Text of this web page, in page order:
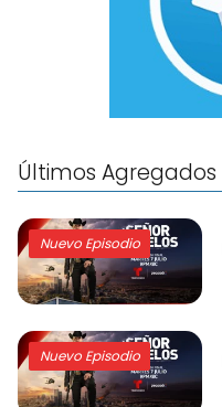
Últimos Agregados
Nuevo Episodio
Nuevo Episodio